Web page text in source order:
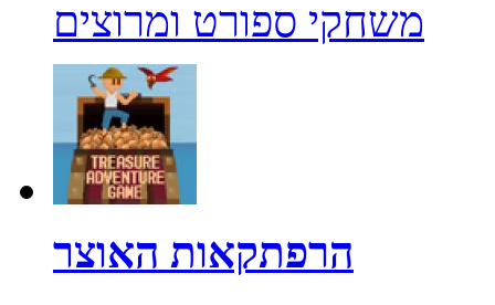
משחקי ספורט ומרוצים
הרפתקאות האוצר